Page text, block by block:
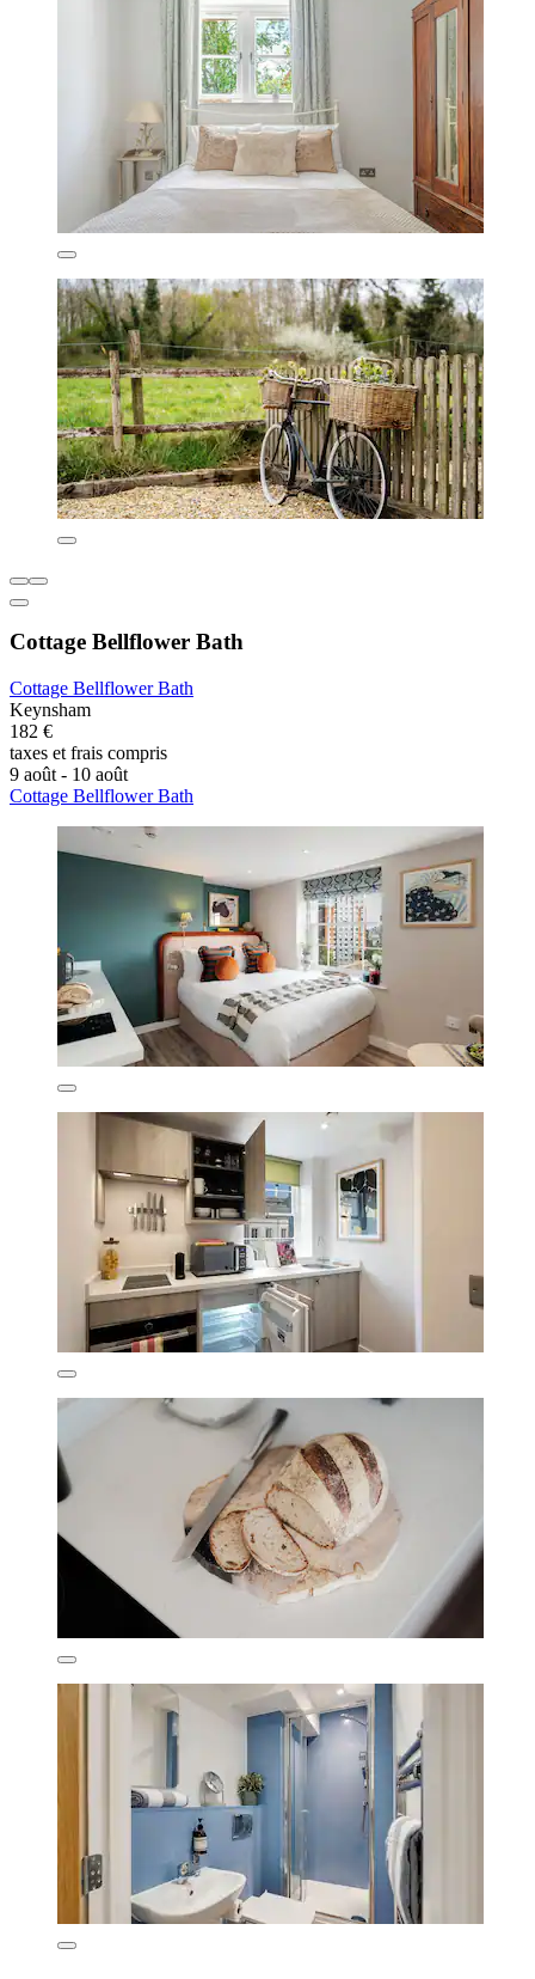
Cottage Bellflower Bath
Cottage Bellflower Bath
Keynsham
182 €
taxes et frais compris
9 août - 10 août
Cottage Bellflower Bath